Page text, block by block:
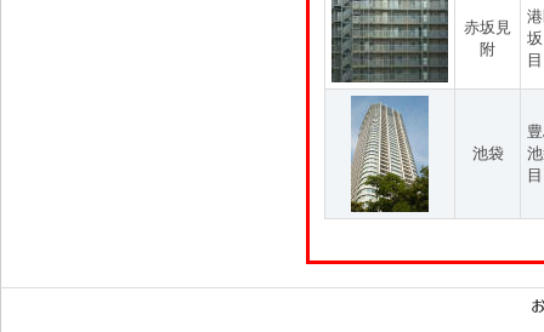
赤坂見
附
目
池袋
目